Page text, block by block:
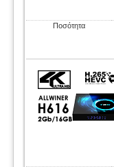
Ποσότητα